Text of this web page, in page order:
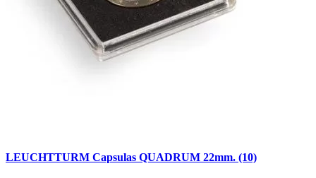
LEUCHTTURM Capsulas QUADRUM 22mm. (10)